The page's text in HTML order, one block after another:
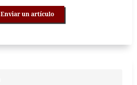
Enviar un artículo